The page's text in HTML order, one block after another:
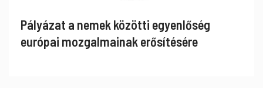
Pályázat a nemek közötti egyenlőség
európai mozgalmainak erősítésére